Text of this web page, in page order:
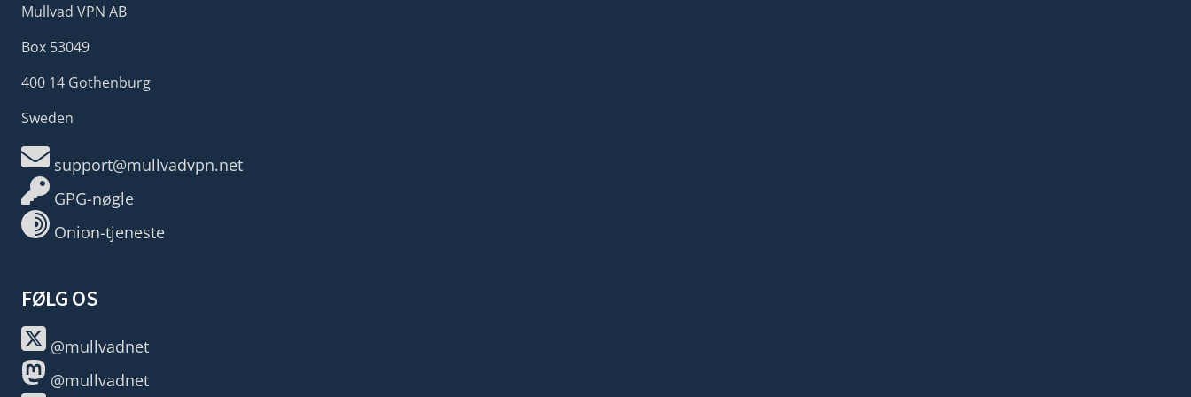
Mullvad VPN AB
Box 53049
400 14 Gothenburg
Sweden
support@mullvadvpn.net
GPG-nøgle
Onion-tjeneste
FØLG OS
@mullvadnet
@mullvadnet